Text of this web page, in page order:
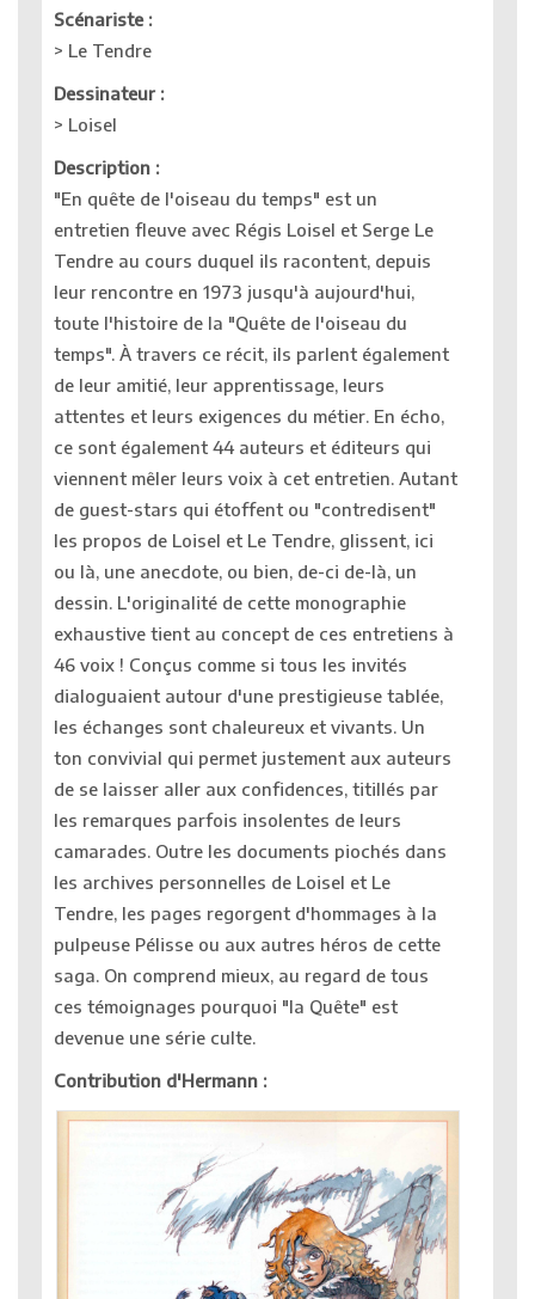
Scénariste :
> Le Tendre
Dessinateur :
> Loisel
Description :
"En quête de l'oiseau du temps" est un
entretien fleuve avec Régis Loisel et Serge Le
Tendre au cours duquel ils racontent, depuis
leur rencontre en 1973 jusqu'à aujourd'hui,
toute l'histoire de la "Quête de l'oiseau du
temps". À travers ce récit, ils parlent également
de leur amitié, leur apprentissage, leurs
attentes et leurs exigences du métier. En écho,
ce sont également 44 auteurs et éditeurs qui
viennent mêler leurs voix à cet entretien. Autant
de guest-stars qui étoffent ou "contredisent"
les propos de Loisel et Le Tendre, glissent, ici
ou là, une anecdote, ou bien, de-ci de-là, un
dessin. L'originalité de cette monographie
exhaustive tient au concept de ces entretiens à
46 voix ! Conçus comme si tous les invités
dialoguaient autour d'une prestigieuse tablée,
les échanges sont chaleureux et vivants. Un
ton convivial qui permet justement aux auteurs
de se laisser aller aux confidences, titillés par
les remarques parfois insolentes de leurs
camarades. Outre les documents piochés dans
les archives personnelles de Loisel et Le
Tendre, les pages regorgent d'hommages à la
pulpeuse Pélisse ou aux autres héros de cette
saga. On comprend mieux, au regard de tous
ces témoignages pourquoi "la Quête" est
devenue une série culte.
Contribution d'Hermann :